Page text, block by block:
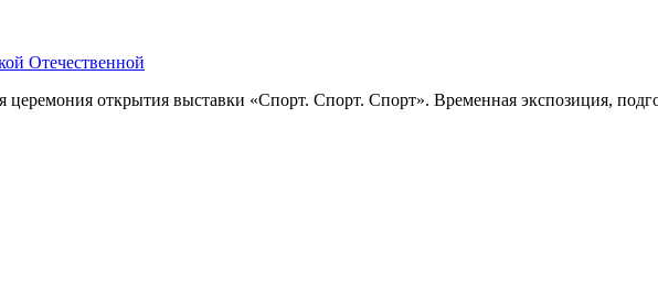
Отечественной
церемония открытия выставки «Спорт. Спорт. Спорт». Временная экспозиция,